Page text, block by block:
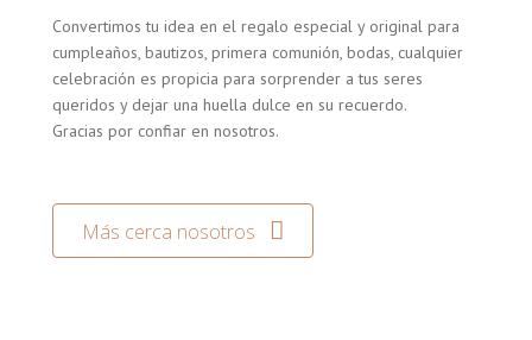
Convertimos tu idea en el regalo especial y original para
cumpleaños, bautizos, primera comunión, bodas, cualquier
celebración es propicia para sorprender a tus seres
queridos y dejar una huella dulce en su recuerdo.
Gracias por confiar en nosotros.
Más cerca nosotros